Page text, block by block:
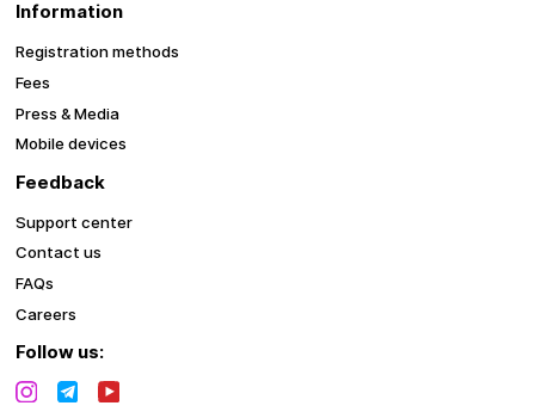
Information
Registration methods
Fees
Press & Media
Mobile devices
Feedback
Support center
Contact us
FAQs
Careers
Follow us: